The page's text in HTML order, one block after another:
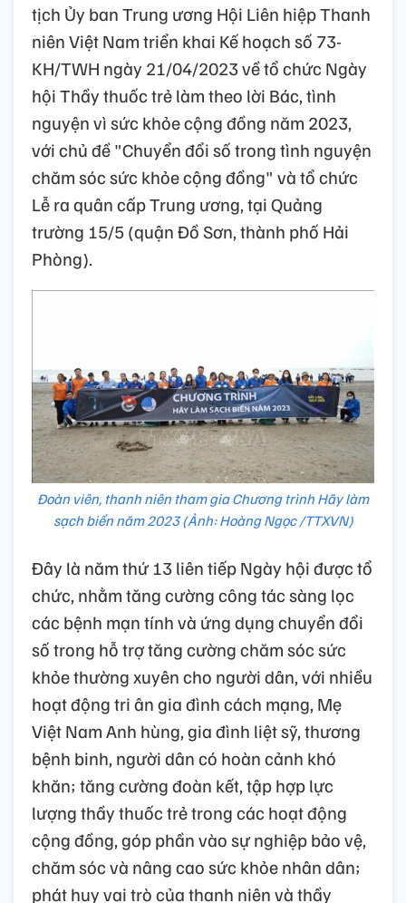
tịch Ủy ban Trung ương Hội Liên hiệp Thanh
niên Việt Nam triển khai Kế hoạch số 73-
KH/TWH ngày 21/04/2023 về tổ chức Ngày
hội Thầy thuốc trẻ làm theo lời Bác, tình
nguyện vì sức khỏe cộng đồng năm 2023,
với chủ đề "Chuyển đổi số trong tình nguyện
chăm sóc sức khỏe cộng đồng" và tổ chức
Lễ ra quân cấp Trung ương, tại Quảng
trường 15/5 (quận Đồ Sơn, thành phố Hải
Phòng).
Đoàn viên, thanh niên tham gia Chương trình Hãy làm
sạch biển năm 2023 (Ảnh: Hoàng Ngọc /TTXVN)
Đây là năm thứ 13 liên tiếp Ngày hội được tổ
chức, nhằm tăng cường công tác sàng lọc
các bệnh mạn tính và ứng dụng chuyển đổi
số trong hỗ trợ tăng cường chăm sóc sức
khỏe thường xuyên cho người dân, với nhiều
hoạt động tri ân gia đình cách mạng, Mẹ
Việt Nam Anh hùng, gia đình liệt sỹ, thương
bệnh binh, người dân có hoàn cảnh khó
khăn; tăng cường đoàn kết, tập hợp lực
lượng thầy thuốc trẻ trong các hoạt động
cộng đồng, góp phần vào sự nghiệp bảo vệ,
chăm sóc và nâng cao sức khỏe nhân dân;
phát huy vai trò của thanh niên và thầy